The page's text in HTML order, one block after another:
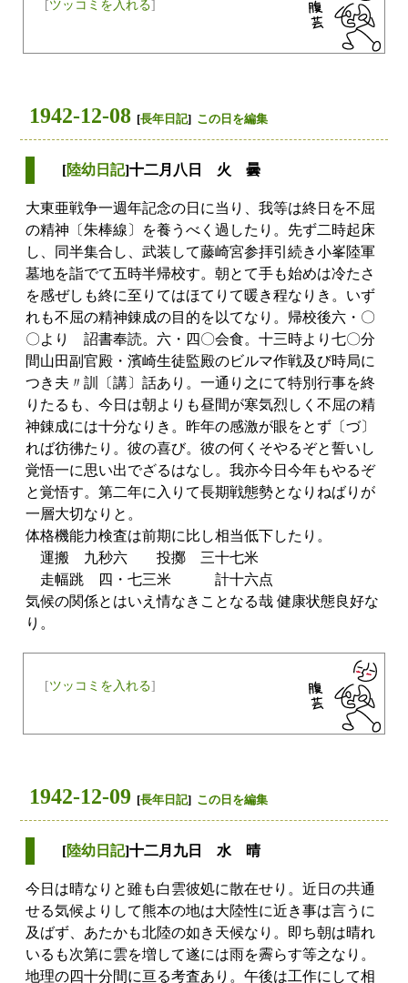
[ツッコミを入れる]
1942-12-08 [長年日記] この日を編集
[陸幼日記]十二月八日 火 曇
大東亜戦争一週年記念の日に当り、我等は終日を不屈
の精神〔朱棒線〕を養うべく過したり。先ず二時起床
し、同半集合し、武装して藤崎宮参拝引続き小峯陸軍
墓地を詣でて五時半帰校す。朝とて手も始めは冷たさ
を感ぜしも終に至りてはほてりて暖き程なりき。いず
れも不屈の精神錬成の目的を以てなり。帰校後六・〇
〇より 詔書奉読。六・四〇会食。十三時より七〇分
間山田副官殿・濱崎生徒監殿のビルマ作戦及び時局に
つき夫〃訓〔講〕話あり。一通り之にて特別行事を終
りたるも、今日は朝よりも昼間が寒気烈しく不屈の精
神錬成には十分なりき。昨年の感激が眼をとず〔づ〕
れば彷彿たり。彼の喜び。彼の何くそやるぞと誓いし
覚悟一に思い出でざるはなし。我亦今日今年もやるぞ
と覚悟す。第二年に入りて長期戦態勢となりねばりが
一層大切なりと。
体格機能力検査は前期に比し相当低下したり。
運搬 九秒六 投擲 三十七米
走幅跳 四・七三米 計十六点
気候の関係とはいえ情なきことなる哉 健康状態良好な
り。
[ツッコミを入れる]
1942-12-09 [長年日記] この日を編集
[陸幼日記]十二月九日 水 晴
今日は晴なりと雖も白雲彼処に散在せり。近日の共通
せる気候よりして熊本の地は大陸性に近き事は言うに
及ばず、あたかも北陸の如き天候なり。即ち朝は晴れ
いるも次第に雲を増して遂には雨を霽らす等之なり。
地理の四十分間に亘る考査あり。午後は工作にして相